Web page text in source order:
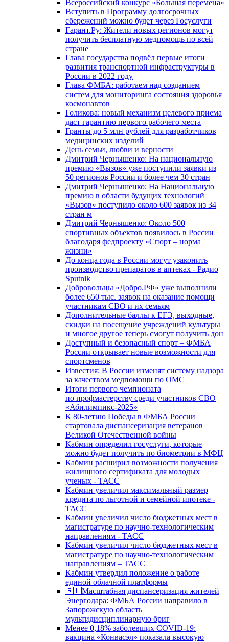
Всероссийский конкурс «Большая перемена»
Вступить в Программу долгосрочных
сбережений можно будет через Госуслуги
Гарант.Ру: Жители новых регионов могут
получить бесплатную медпомощь по всей
стране
Глава государства подвёл первые итоги
развития транспортной инфраструктуры в
России в 2022 году
Глава ФМБА: работаем над созданием
систем для мониторинга состояния здоровья
космонавтов
Голикова: новый механизм целевого приема
даст гарантию первого рабочего места
Гранты до 5 млн рублей для разработчиков
медицинских изделий
День семьи, любви и верности
Дмитрий Чернышенко: На национальную
премию «Вызов» уже поступили заявки из
50 регионов России и более чем 30 стран
Дмитрий Чернышенко: На Национальную
премию в области будущих технологий
«Вызов» поступило около 600 заявок из 34
стран м
Дмитрий Чернышенко: Около 500
спортивных объектов появилось в России
благодаря федпроекту «Спорт – норма
жизни»
До конца года в России могут узаконить
производство препаратов в аптеках - Радио
Sputnik
Добровольцы «Добро.РФ» уже выполнили
более 650 тыс. заявок на оказание помощи
участникам СВО и их семьям
Дополнительные баллы к ЕГЭ, выходные,
скидки на посещение учреждений культуры
и многое другое теперь смогут получить дон
Доступный и безопасный спорт – ФМБА
России открывает новые возможности для
спортсменов
Известия: В России изменят систему надзора
за качеством медпомощи по ОМС
Итоги первого чемпионата
по профмастерству среди участников СВО
«Абилимпикс-2025»
К 80-летию Победы в ФМБА России
стартовала диспансеризация ветеранов
Великой Отечественной войны
Кабмин определил госуслуги, которые
можно будет получить по биометрии в МФЦ
Кабмин расширил возможности получения
жилищного сертификата для молодых
ученых - ТАСС
Кабмин увеличил максимальный размер
кредита по льготной и семейной ипотеке -
ТАСС
Кабмин увеличил число бюджетных мест в
магистратуре по научно-технологическим
направлениям - ТАСС
Кабмин увеличил число бюджетных мест в
магистратуре по научно-технологическим
направлениям – ТАСС
Кабмин утвердил положение о работе
единой облачной платформы
🇷🇺Масштабная диспансеризация жителей
Энергодара: ФМБА России направило в
Запорожскую область
мультидисциплинарную бриг
Менее 0,18% заболевших COVID-19:
вакцина «Конвасэл» показала высокую